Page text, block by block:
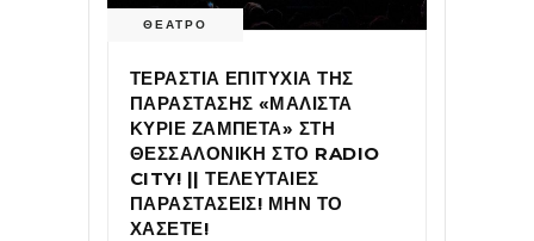
ΘΕΑΤΡΟ
ΤΕΡΑΣΤΙΑ ΕΠΙΤΥΧΙΑ ΤΗΣ
ΠΑΡΑΣΤΑΣΗΣ «ΜΑΛΙΣΤΑ
ΚΥΡΙΕ ΖΑΜΠΕΤΑ» ΣΤΗ
ΘΕΣΣΑΛΟΝΙΚΗ ΣΤΟ RADIO
CITY! || ΤΕΛΕΥΤΑΙΕΣ
ΠΑΡΑΣΤΑΣΕΙΣ! ΜΗΝ ΤΟ
ΧΑΣΕΤΕ!